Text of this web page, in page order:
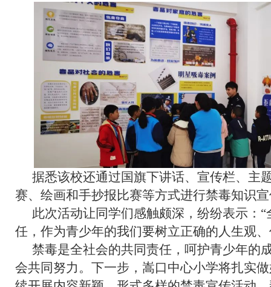
据悉该校还通过国旗下讲话、宣传栏、主
赛、绘画和手抄报比赛等方式进行禁毒知识
此次活动让同学们感触颇深，纷纷表示：
任，作为青少年的我们要树立正确的人生观
禁毒是全社会的共同责任，呵护青少年的
会共同努力。下一步，嵩口中心小学将扎实